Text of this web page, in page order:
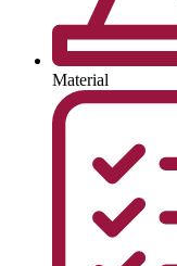
Material